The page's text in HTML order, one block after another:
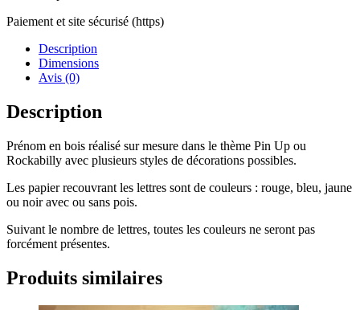
Paiement et site sécurisé (https)
Description
Dimensions
Avis (0)
Description
Prénom en bois réalisé sur mesure dans le thème Pin Up ou
Rockabilly avec plusieurs styles de décorations possibles.
Les papier recouvrant les lettres sont de couleurs : rouge, bleu, jaune
ou noir avec ou sans pois.
Suivant le nombre de lettres, toutes les couleurs ne seront pas
forcément présentes.
Produits similaires